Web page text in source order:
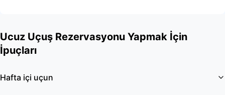
Ucuz Uçuş Rezervasyonu Yapmak İçin
İpuçları
Hafta içi uçun